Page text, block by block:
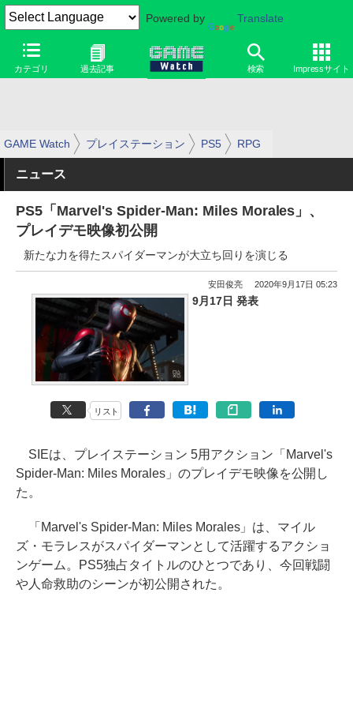
Powered by Translate
カテゴリ 過去記事 検索 Impressサイト
GAME Watch プレイステーション PS5 RPG
ニュース
PS5「Marvel's Spider-Man: Miles Morales」、
プレイデモ映像初公開
新たな力を得たスパイダーマンが大立ち回りを演じる
安田俊亮 2020年9月17日 05:23
9月17日 発表
リスト
SIEは、プレイステーション 5用アクション「Marvel's
Spider-Man: Miles Morales」のプレイデモ映像を公開し
た。
「Marvel's Spider-Man: Miles Morales」は、マイル
ズ・モラレスがスパイダーマンとして活躍するアクショ
ンゲーム。PS5独占タイトルのひとつであり、今回戦闘
や人命救助のシーンが初公開された。